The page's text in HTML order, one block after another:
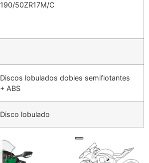
190/50ZR17M/C
Discos lobulados dobles semiflotantes
+ ABS
Disco lobulado